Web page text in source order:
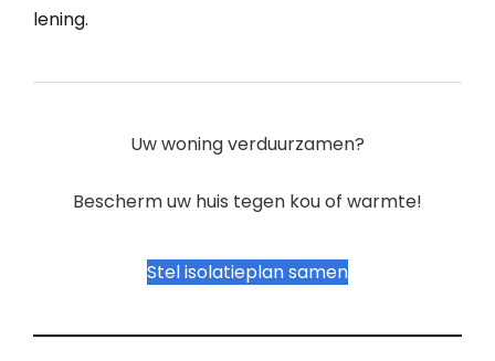
lening.
Uw woning verduurzamen?
Bescherm uw huis tegen kou of warmte!
Stel isolatieplan samen